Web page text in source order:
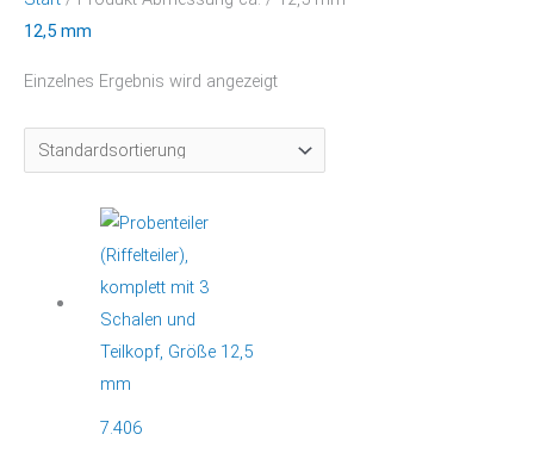
12,5 mm
Einzelnes Ergebnis wird angezeigt
7.406